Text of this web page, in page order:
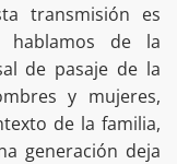
transmisión es
de la
de pasaje de la
y mujeres,
de la familia,
generación deja